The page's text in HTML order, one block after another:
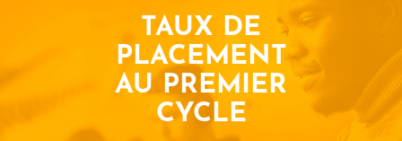
TAUX DE
PLACEMENT
AU PREMIER
CYCLE